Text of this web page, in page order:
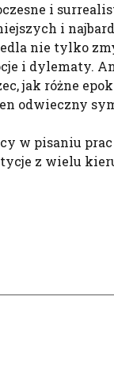
i
i
nie tylko
i dylematy.
jak różne
odwieczny
w pisaniu
z wielu